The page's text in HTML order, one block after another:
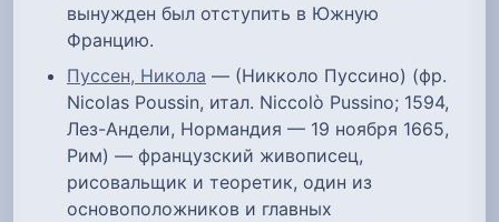
вынужден был отступить в Южную
Францию.
Пуссен, Никола — (Никколо Пуссино) (фр.
Nicolas Poussin, итал. Niccolò Pussino; 1594,
Лез-Андели, Нормандия — 19 ноября 1665,
Рим) — французский живописец,
рисовальщик и теоретик, один из
основоположников и главных